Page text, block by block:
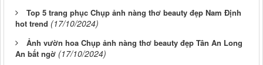
Top 5 trang phục Chụp ảnh nàng thơ beauty đẹp Nam Định
hot trend (17/10/2024)
Ảnh vườn hoa Chụp ảnh nàng thơ beauty đẹp Tân An Long
An bất ngờ (17/10/2024)